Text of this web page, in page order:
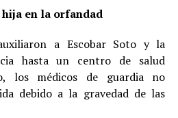
en la orfandad
a Escobar Soto y la
hasta un centro de salud
los médicos de guardia no
debido a la gravedad de las